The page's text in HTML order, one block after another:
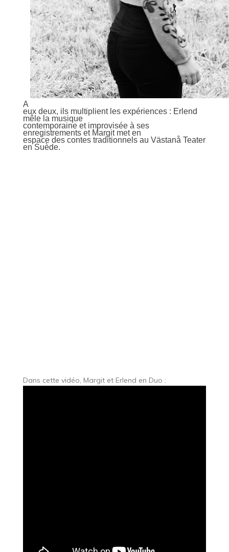
A
eux deux, ils multiplient les expériences : Erlend
mêle la musique
contemporaine et improvisée à ses
enregistrements et Margit met en
espace des contes traditionnels au Västanå Teater
en Suède.
Dans cette vidéo, Margit et Erlend en Duo :